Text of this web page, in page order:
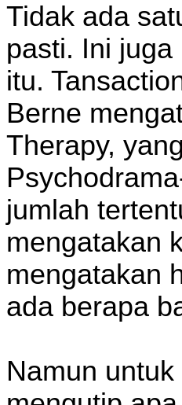
Tidak ada
pasti. Ini
itu.
Berne
Therapy,
jumlah
mengatakan
mengatakan
ada berapa
Namun